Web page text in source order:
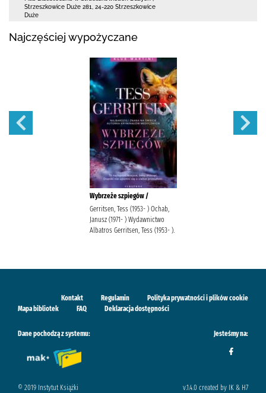
Strzeszkowice Duże 281
24-220 Strzeszkowice
Duże
Najczęściej wypożyczane
Wybrzeże szpiegów /
Gerritsen, Tess (1953- ) Ochab,
Janusz (1971- ) Wydawnictwo
Albatros Gerritsen, Tess (1953- ).
Kontakt Regulamin
Polityka prywatności i plików cookie
Mapa bibliotek
FAQ Deklaracja dostępności
Dane pochodzą z systemu: Jesteśmy na:
© 2019 Instytut Książki v.1.4.0 created by IK & H7